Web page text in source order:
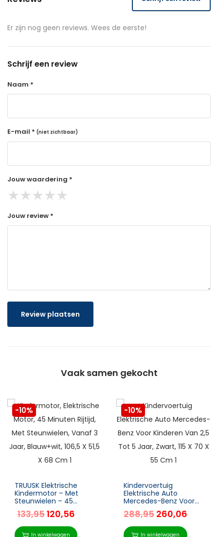
Er zijn nog geen reviews. Wees de eerste!
Schrijf een review
Naam *
E-mail * (niet zichtbaar)
Jouw waardering *
★★★★★
Jouw review *
Review plaatsen
Vaak samen gekocht
-10%
TRUUSK Elektrische
Kindermotor – Met
Steunwielen – 45
Minuten Rijtijd –
Geschikt vanaf 3 Jaar
– Blauw+Wit – 106,5 x
51,5 x 68 cm
133,95120,56
In winkelwagen
-10%
Kindervoertuig
Elektrische Auto
Mercedes-Benz Voor
Kinderen Van 2,5 Tot 5
Jaar, Zwart, 115 X 70 X
55 Cm
288,95 260,06
In winkelwagen